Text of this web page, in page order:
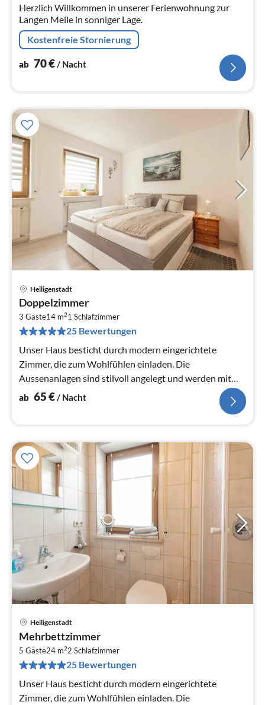
Herzlich Willkommen in unserer Ferienwohnung zur
Langen Meile in sonniger Lage.
Kostenfreie Stornierung
ab 70€/ Nacht
Heiligenstadt
Doppelzimmer
3 Gäste14 m21 Schlafzimmer
25 Bewertungen
Unser Haus besticht durch modern eingerichtete
Zimmer, die zum Wohlfühlen einladen. Die
Aussenanlagen sind stilvoll angelegt und werden mit
grosser Sorgfalt gepflegt.
ab 65€/ Nacht
Heiligenstadt
Mehrbettzimmer
5 Gäste24 m22 Schlafzimmer
25 Bewertungen
Unser Haus besticht durch modern eingerichtete
Zimmer, die zum Wohlfühlen einladen. Die